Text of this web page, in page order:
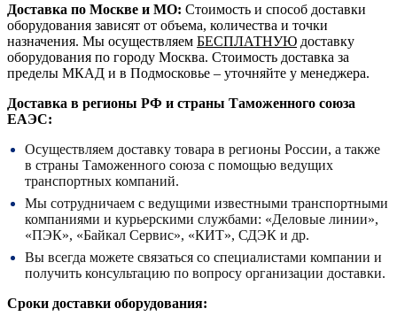
Доставка по Москве и МО: Стоимость и способ доставки
оборудования зависят от объема, количества и точки
назначения. Мы осуществляем БЕСПЛАТНУЮ доставку
оборудования по городу Москва. Стоимость доставка за
пределы МКАД и в Подмосковье – уточняйте у менеджера.
Доставка в регионы РФ и страны Таможенного союза
ЕАЭС:
Осуществляем доставку товара в регионы России, а также
в страны Таможенного союза с помощью ведущих
транспортных компаний.
Мы сотрудничаем с ведущими известными транспортными
компаниями и курьерскими службами: «Деловые линии»,
«ПЭК», «Байкал Сервис», «КИТ», СДЭК и др.
Вы всегда можете связаться со специалистами компании и
получить консультацию по вопросу организации доставки.
Сроки доставки оборудования: